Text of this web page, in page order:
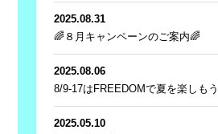
2025.08.31
🌈８月キャンペーンのご案内🌈
2025.08.06
8/9-17はFREEDOMで夏を楽しもう
2025.05.10